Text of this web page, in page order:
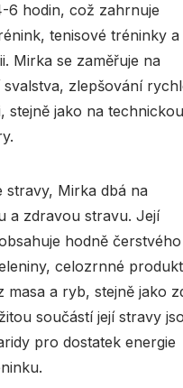
6 hodin, což zahrnuje
tenisové tréninky a
Mirka se zaměřuje na
svalstva, zlepšování
stejně jako na technickou
stravy, Mirka dbá na
a zdravou stravu. Její
hodně čerstvého
celozrnné
masa a ryb, stejně jako
součástí její stravy
pro dostatek energie